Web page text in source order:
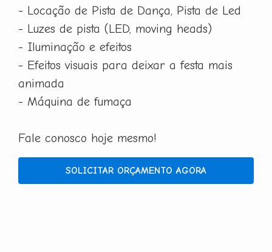
- Locação de Pista de Dança, Pista de Led
- Luzes de pista (LED, moving heads)
- Iluminação e efeitos
- Efeitos visuais para deixar a festa mais
animada
- Máquina de fumaça
Fale conosco hoje mesmo!
SOLICITAR ORÇAMENTO AGORA